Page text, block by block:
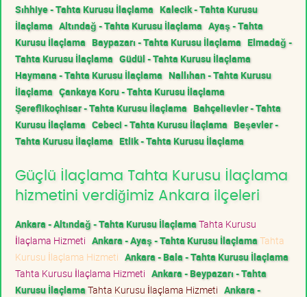
Sıhhiye - Tahta Kurusu İlaçlama Kalecik - Tahta Kurusu
İlaçlama Altındağ - Tahta Kurusu İlaçlama Ayaş - Tahta
Kurusu İlaçlama Baypazarı - Tahta Kurusu İlaçlama Elmadağ -
Tahta Kurusu İlaçlama Güdül - Tahta Kurusu İlaçlama
Haymana - Tahta Kurusu İlaçlama Nallıhan - Tahta Kurusu
İlaçlama Çankaya Koru - Tahta Kurusu İlaçlama
Şereflikoçhisar - Tahta Kurusu İlaçlama Bahçelievler - Tahta
Kurusu İlaçlama Cebeci - Tahta Kurusu İlaçlama Beşevler -
Tahta Kurusu İlaçlama Etlik - Tahta Kurusu İlaçlama
Güçlü İlaçlama Tahta Kurusu İlaçlama
hizmetini verdiğimiz Ankara ilçeleri
Ankara - Altındağ - Tahta Kurusu İlaçlamaTahta Kurusu
İlaçlama Hizmeti Ankara - Ayaş - Tahta Kurusu İlaçlamaTahta
Kurusu İlaçlama Hizmeti Ankara - Bala - Tahta Kurusu İlaçlama
Tahta Kurusu İlaçlama Hizmeti Ankara - Beypazarı - Tahta
Kurusu İlaçlamaTahta Kurusu İlaçlama Hizmeti Ankara -